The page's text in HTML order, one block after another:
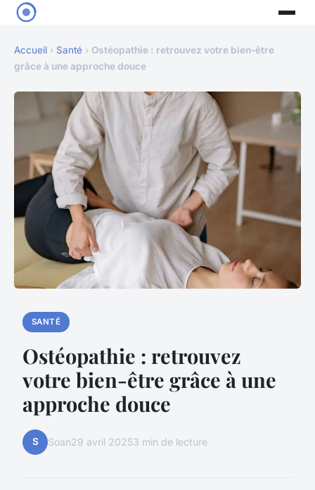
Accueil › Santé › Ostéopathie : retrouvez votre bien-être
grâce à une approche douce
SANTÉ
Ostéopathie : retrouvez
votre bien-être grâce à une
approche douce
S Soan29 avril 20253 min de lecture